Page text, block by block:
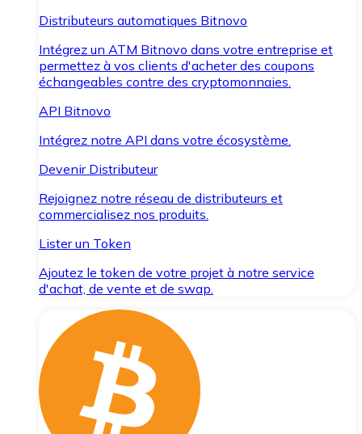
Distributeurs automatiques Bitnovo
Intégrez un ATM Bitnovo dans votre entreprise et
permettez à vos clients d'acheter des coupons
échangeables contre des cryptomonnaies.
API Bitnovo
Intégrez notre API dans votre écosystème.
Devenir Distributeur
Rejoignez notre réseau de distributeurs et
commercialisez nos produits.
Lister un Token
Ajoutez le token de votre projet à notre service
d'achat, de vente et de swap.